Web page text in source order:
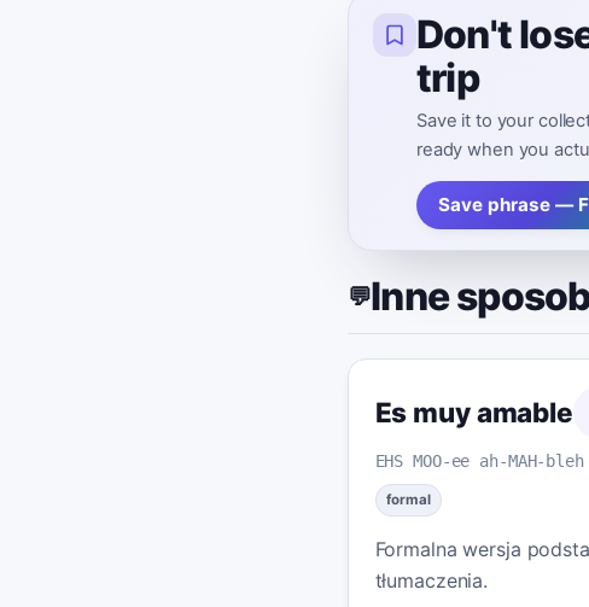
Don't
trip
Save it to your
ready when you
Save phrase —
💬Inne
Es muy amable
EHS MOO-ee ah-MAH-bleh
formal
Formalna wersja
tłumaczenia.